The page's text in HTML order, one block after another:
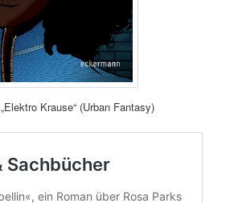
„Elektro Krause“ (Urban Fantasy)